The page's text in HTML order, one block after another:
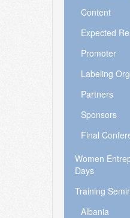
Content
Expected
Promoter
Labeling
Partners
Sponsors
Final
Women
Days
Training
Albania